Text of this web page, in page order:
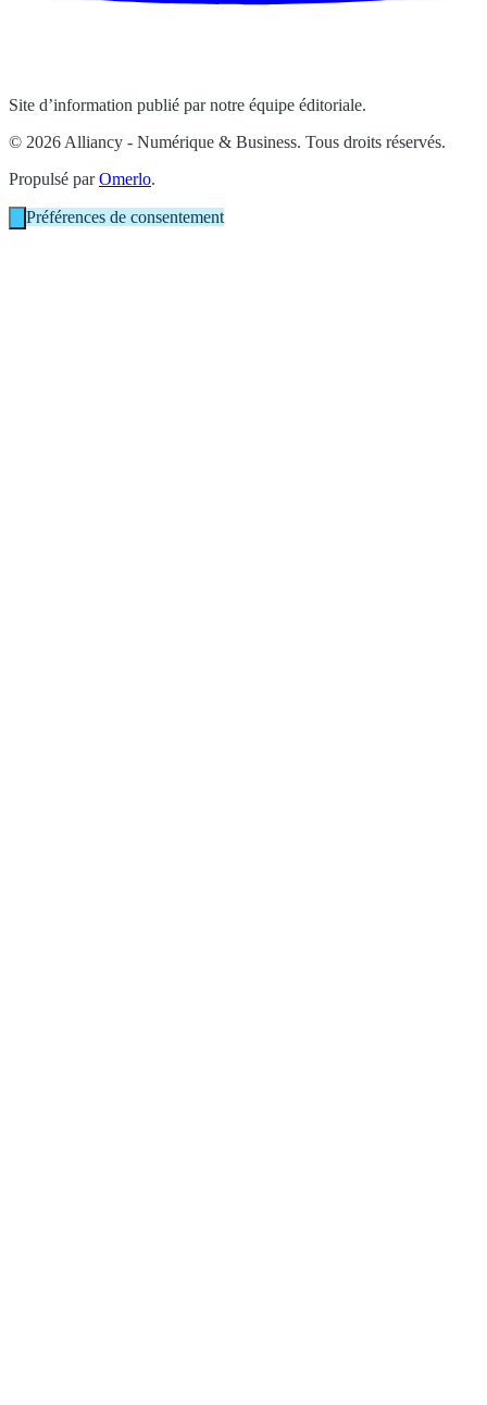
Site d’information publié par notre équipe éditoriale.
© 2026 Alliancy - Numérique & Business. Tous droits réservés.
Propulsé parOmerlo.
Préférences de consentement